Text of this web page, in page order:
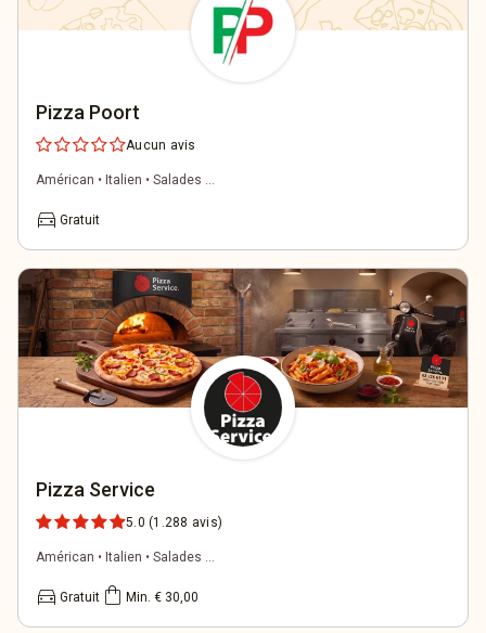
Pizza Poort
Aucun avis
Américan • Italien • Salades ...
directions_car Gratuit
Pizza Service
5.0 (1.288 avis)
Américan • Italien • Salades ...
directions_car Gratuit shopping_bag Min. € 30,00